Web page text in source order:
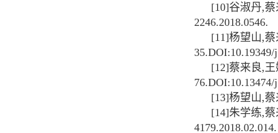
[10]谷淑丹,蔡
2246.2018.0546.
[11]杨望山,蔡
35.DOI:10.19349/
[12]蔡来良,
76.DOI:10.13474/
[13]杨望山,蔡
[14]朱学练,蔡
4179.2018.02.014.